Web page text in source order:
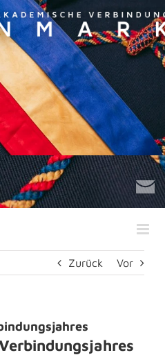
Zurück Vor